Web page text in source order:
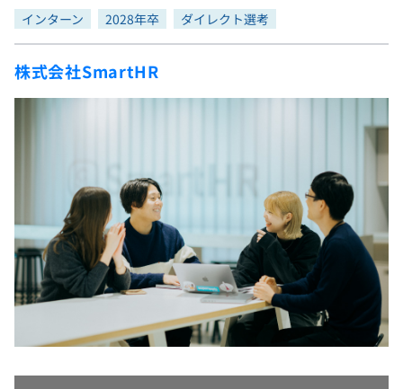
インターン
新卒エージェント
就活成功ガイド
問題集
4択課題
個人向けプラン
法人向けプラン
学校向けプラン
プログラミング言語
ゲーム・マンガ
Tech Team Journal
paizaとは？
インターン 2028年卒 ダイレクト選考
株式会社SmartHR